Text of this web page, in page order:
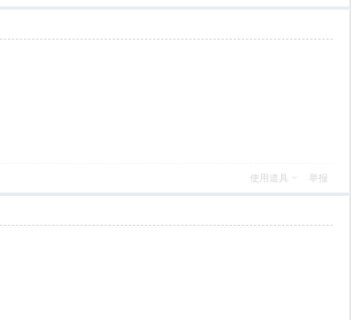
使用道具 举报